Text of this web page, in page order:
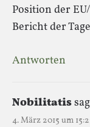
Position der
Bericht der
Antworten
Nobilitatis
4. März 2015 um